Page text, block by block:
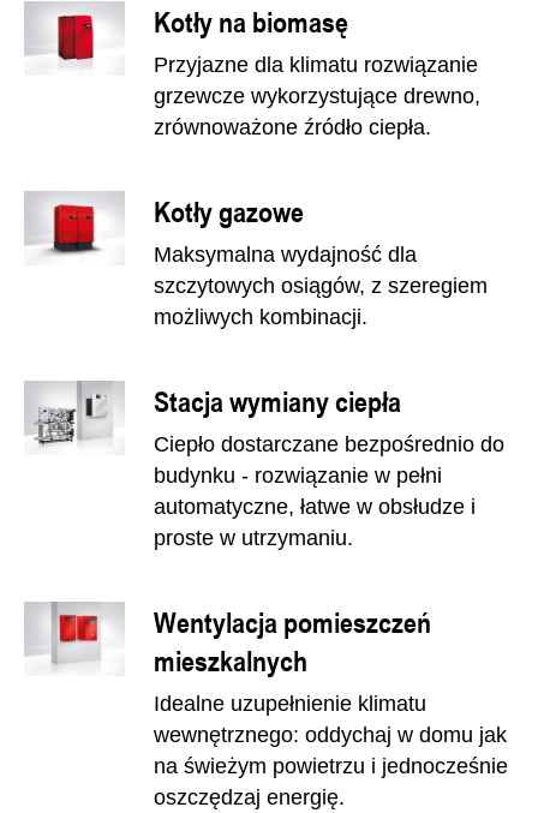
Kotły na biomasę
Przyjazne dla klimatu rozwiązanie
grzewcze wykorzystujące drewno,
zrównoważone źródło ciepła.
Kotły gazowe
Maksymalna wydajność dla
szczytowych osiągów, z szeregiem
możliwych kombinacji.
Stacja wymiany ciepła
Ciepło dostarczane bezpośrednio do
budynku - rozwiązanie w pełni
automatyczne, łatwe w obsłudze i
proste w utrzymaniu.
Wentylacja pomieszczeń
mieszkalnych
Idealne uzupełnienie klimatu
wewnętrznego: oddychaj w domu jak
na świeżym powietrzu i jednocześnie
oszczędzaj energię.